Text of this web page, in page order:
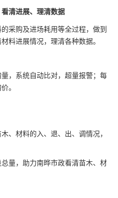
清进展、理清数据
采购及进场耗用等全过程，做到
料进展情况，理清各种数据。
，系统自动比对，超量报警；每
。
、材料的入、退、出、调情况，
量，助力南晔市政看清苗木、材